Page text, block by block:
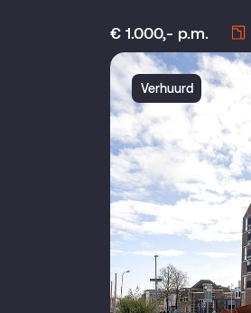
€ 1.000,- p.m.
Verhuurd